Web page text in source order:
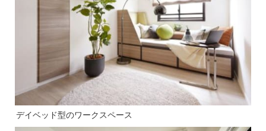
デイベッド型のワークスペース